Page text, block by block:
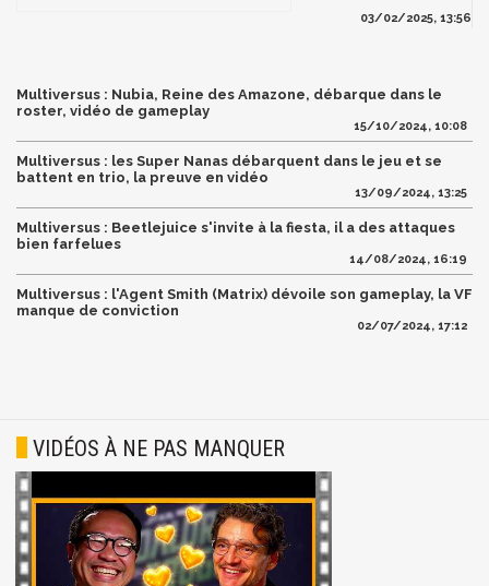
03/02/2025, 13:56
Multiversus : Nubia, Reine des Amazone, débarque dans le
roster, vidéo de gameplay
15/10/2024, 10:08
Multiversus : les Super Nanas débarquent dans le jeu et se
battent en trio, la preuve en vidéo
13/09/2024, 13:25
Multiversus : Beetlejuice s'invite à la fiesta, il a des attaques
bien farfelues
14/08/2024, 16:19
Multiversus : l'Agent Smith (Matrix) dévoile son gameplay, la VF
manque de conviction
02/07/2024, 17:12
VIDÉOS À NE PAS MANQUER